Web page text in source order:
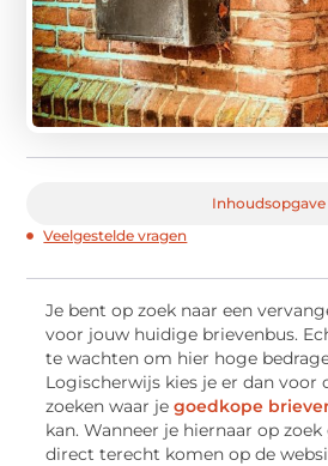
Inhoudsopgave
Veelgestelde vragen
Je bent op zoek naar een
voor jouw huidige brievenbus.
te wachten om hier hoge
Logischerwijs kies je er dan voor
zoeken waar jegoedkope
kan. Wanneer je hiernaar op
direct terecht komen op de